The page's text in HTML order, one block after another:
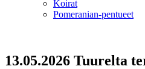
Koirat
Pomeranian-pentueet
13.05.2026 Tuurelta